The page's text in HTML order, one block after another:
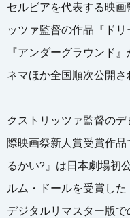
セルビアを代表する映
ッツァ監督の作品『ド
『アンダーグラウンド
ネマほか全国順次公開さ
クストリッツァ監督の
際映画祭新人賞受賞作
るかい?』は日本劇場初
ルム・ドールを受賞し
デジタルリマスター版で